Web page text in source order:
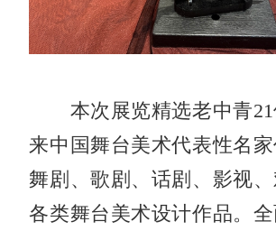
本次展览精选老中青21
来中国舞台美术代表性名
舞剧、歌剧、话剧、影视
各类舞台美术设计作品。